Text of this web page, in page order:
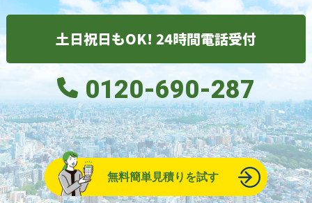
土日祝日もOK! 24時間電話受付
0120-690-287
無料簡単見積りを試す